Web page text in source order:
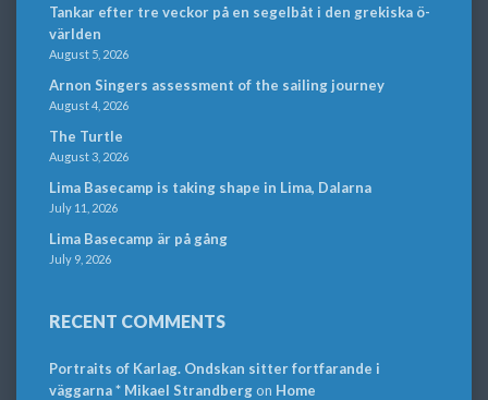
Tankar efter tre veckor på en segelbåt i den grekiska ö-
världen
August 5, 2026
Arnon Singers assessment of the sailing journey
August 4, 2026
The Turtle
August 3, 2026
Lima Basecamp is taking shape in Lima, Dalarna
July 11, 2026
Lima Basecamp är på gång
July 9, 2026
RECENT COMMENTS
Portraits of Karlag. Ondskan sitter fortfarande i
väggarna * Mikael Strandbergon Home